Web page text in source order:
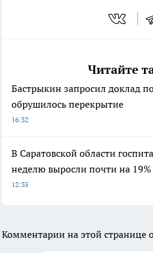
Читайте
Бастрыкин запросил доклад
обрушилось перекрытие
16:32
В Саратовской области
неделю выросли почти на 19%
12:35
Комментарии на этой странице